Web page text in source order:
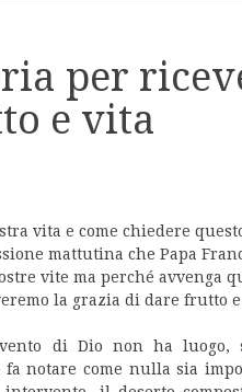
per
e vita
vita e come chiedere
mattutina che Papa
vite ma perché avvenga
la grazia di dare frutto
di Dio non ha luogo,
notare come nulla sia